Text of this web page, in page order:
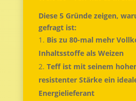
Diese 5 Gründe zeigen,
gefragt ist:
Bis zu 80-mal mehr
Inhaltsstoffe als Weizen
Teff ist mit seinem
resistenter Stärke ein
Energielieferant